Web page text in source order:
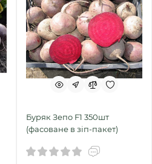
Буряк Зепо F1 350шт
(фасоване в зіп-пакет)